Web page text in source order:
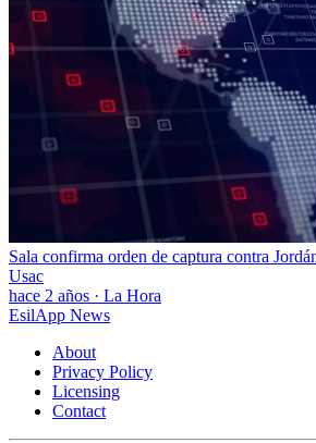
Sala confirma orden de captura contra
Usac
hace 2 años · La Hora
EsilApp News
About
Privacy Policy
Licensing
Contact